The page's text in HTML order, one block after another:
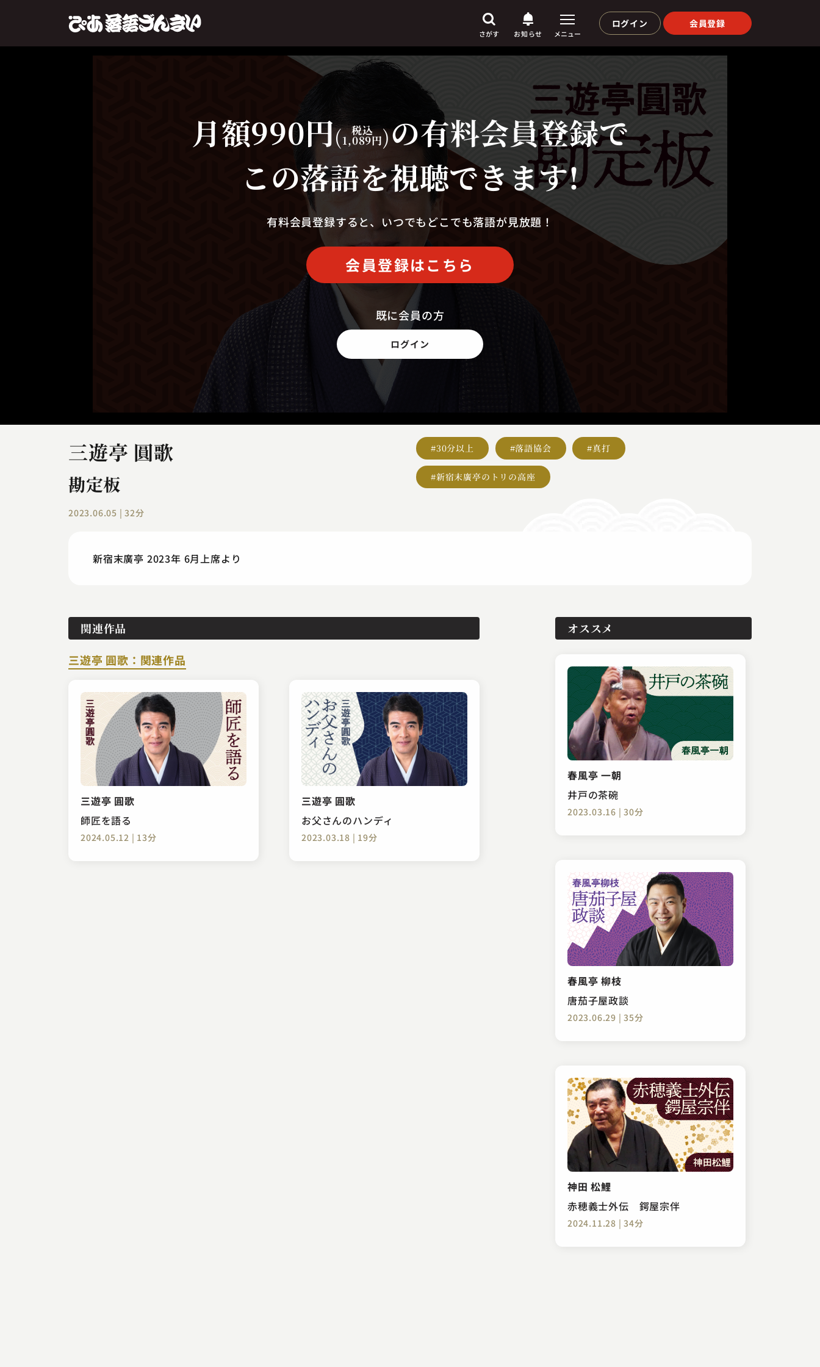
さがす
芸人からさがす
演目
上演時間からさがす
お知らせ メニュー
ログイン 会員登録
月額990円( 税込
1,089円)の有料会員登録で
この落語を視聴できます!
有料会員登録すると、いつでもどこでも落語が見放題！
会員登録はこちら
既に会員の方
ログイン
三遊亭 圓歌
勘定板
2023.06.05 | 32分
#30分以上 #落語協会 #真打
#新宿末廣亭のトリの高座
新宿末廣亭 2023年 6月上席より
関連作品
三遊亭 圓歌：関連作品
三遊亭 圓歌
師匠を語る
2024.05.12 | 13分
三遊亭 圓歌
お父さんのハンディ
2023.03.18 | 19分
オススメ
春風亭 一朝
井戸の茶碗
2023.03.16 | 30分
春風亭 柳枝
唐茄子屋政談
2023.06.29 | 35分
神田 松鯉
赤穂義士外伝 鍔屋宗伴
2024.11.28 | 34分